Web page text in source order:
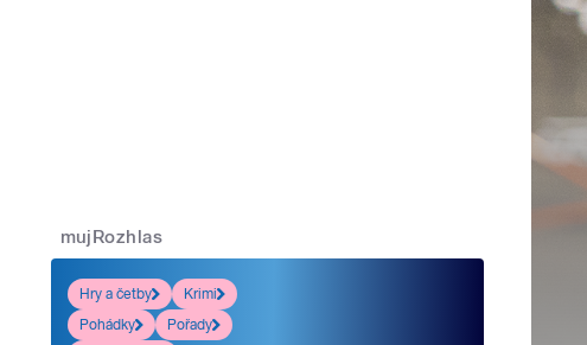
mujRozhlas
Hry a četby
Krimi
Pohádky
Pořady